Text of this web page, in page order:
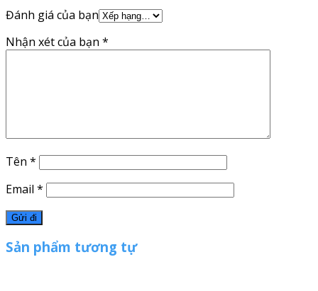
Đánh giá của bạn
Nhận xét của bạn *
Tên *
Email *
Sản phẩm tương tự